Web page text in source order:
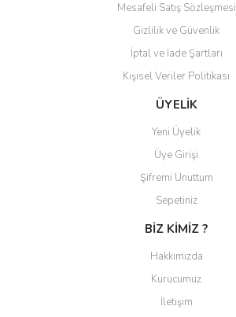
Gönder
Mesafeli Satış Sözleşmesi
Gizlilik ve Güvenlik
İptal ve İade Şartları
Kişisel Veriler Politikası
ÜYELİK
Yeni Üyelik
Üye Girişi
Şifremi Unuttum
Sepetiniz
BİZ KİMİZ ?
Hakkımızda
Kurucumuz
İletişim